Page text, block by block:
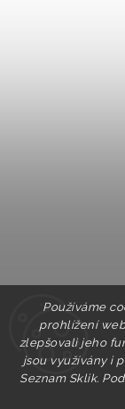
Používáme
prohlížení
zlepšovali jeho
jsou využívány i
Seznam Sklik.